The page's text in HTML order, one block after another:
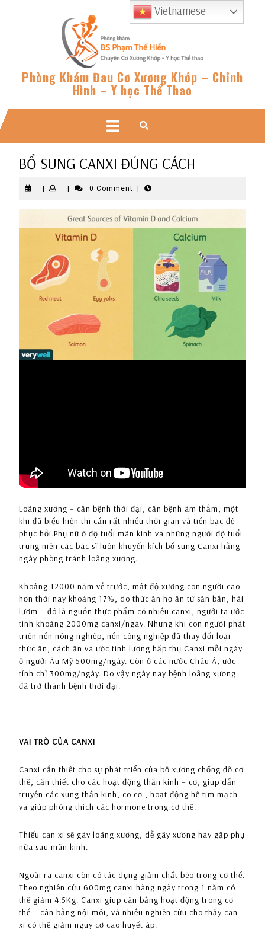
Phòng Khám Đau Cơ Xương Khớp – Chỉnh
Hình – Y học Thể Thao
Open
Button
BỔ SUNG CANXI ĐÚNG CÁCH
0 Comment
Loãng xương – căn bệnh thời đại, căn bệnh âm thầm, một
khi đã biểu hiện thì cần rất nhiều thời gian và tiền bạc để
phục hồi.Phụ nữ ở độ tuổi mãn kinh và những người độ tuổi
trung niên các bác sĩ luôn khuyến kích bổ sung Canxi hằng
ngày phòng tránh loãng xương.
Khoảng 12000 năm về trước, mật độ xương con người cao
hơn thời nay khoảng 17%, do thức ăn họ ăn từ săn bắn, hái
lượm – đó là nguồn thực phẩm có nhiều canxi, người ta ước
tính khoảng 2000mg canxi/ngày. Nhưng khi con người phát
triển nền nông nghiệp, nền công nghiệp đã thay đổi loại
thức ăn, cách ăn và ước tính lượng hấp thụ Canxi mỗi ngày
ở người Âu Mỹ 500mg/ngày. Còn ở các nước Châu Á, ước
tính chỉ 300mg/ngày. Do vậy ngày nay bệnh loãng xương
đã trở thành bệnh thời đại.
VAI TRÒ CỦA CANXI
Canxi cần thiết cho sự phát triển của bộ xương chống đỡ cơ
thể, cần thiết cho các hoạt động thần kinh – cơ, giúp dẫn
truyền các xung thần kinh, co cơ , hoạt động hệ tim mạch
và giúp phóng thích các hormone trong cơ thể.
Thiếu can xi sẽ gây loãng xương, dễ gãy xương hay gặp phụ
nữa sau mãn kinh.
Ngoài ra canxi còn có tác dụng giảm chất béo trong cơ thể.
Theo nghiên cứu 600mg canxi hàng ngày trong 1 năm có
thể giảm 4.5Kg. Canxi giúp cân bằng hoạt động trong cơ
thể – cân bằng nội môi, và nhiều nghiên cứu cho thấy can
xi có thể giảm nguy cơ cao huyết áp.
Vietnamese